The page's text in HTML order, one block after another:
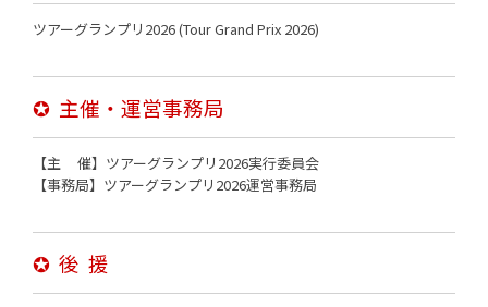
ツアーグランプリ2026 (Tour Grand Prix 2026)
✪ 主催・運営事務局
【主 催】ツアーグランプリ2026実行委員会
【事務局】ツアーグランプリ2026運営事務局
✪ 後 援